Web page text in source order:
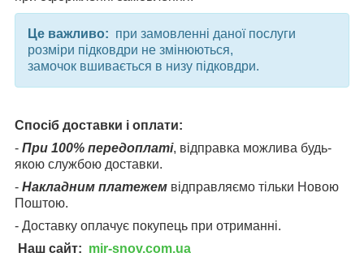
Це важливо: при замовленні даної послуги
розміри підковдри не змінюються,
замочок вшивається в низу підковдри.
Спосіб доставки і оплати:
- При 100% передоплаті, відправка можлива будь-
якою службою доставки.
- Накладним платежем відправляємо тільки Новою
Поштою.
- Доставку оплачує покупець при отриманні.
Наш сайт: mir-snov.com.ua